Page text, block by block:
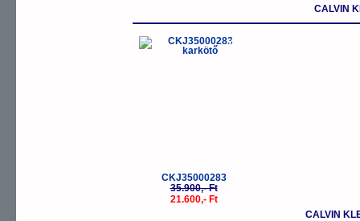
CALVIN
-40%
CKJ35000283
35.900,- Ft
21.600,- Ft
CALVIN